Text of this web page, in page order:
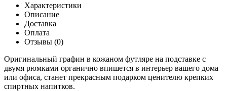
Характеристики
Описание
Доставка
Оплата
Отзывы (0)
Оригинальный графин в кожаном футляре на подставке с
двумя рюмками органично впишется в интерьер вашего дома
или офиса, станет прекрасным подарком ценителю крепких
спиртных напитков.